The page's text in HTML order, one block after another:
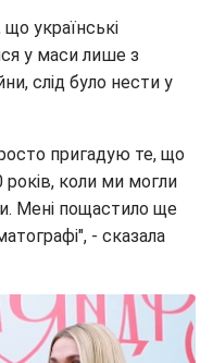
українські
у маси лише з
слід було нести у
пригадую те, що
коли ми могли
Мені пощастило ще
- сказала